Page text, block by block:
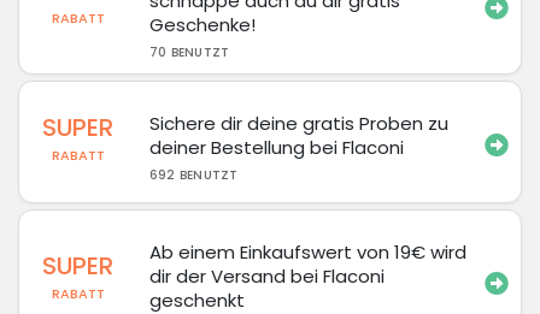
RABATT
Geschenke!
70 BENUTZT
SUPER
RABATT
Sichere dir deine gratis Proben zu
deiner Bestellung bei Flaconi
692 BENUTZT
SUPER
RABATT
Ab einem Einkaufswert von 19€ wird
dir der Versand bei Flaconi
geschenkt